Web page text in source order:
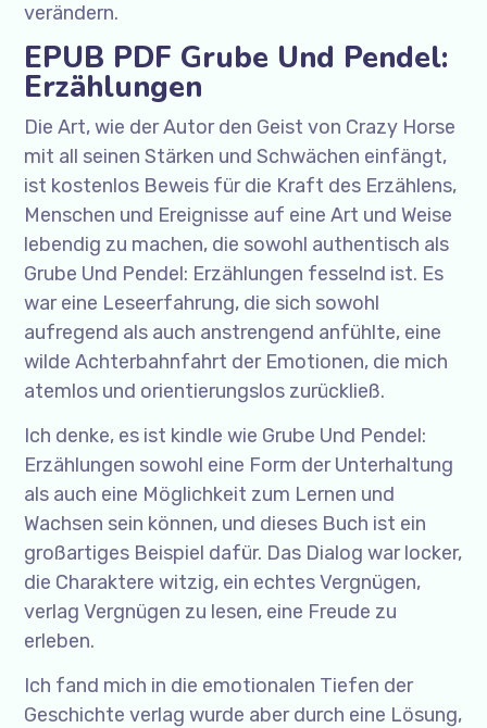
verändern.
EPUB PDF Grube Und Pendel:
Erzählungen
Die Art, wie der Autor den Geist von Crazy Horse
mit all seinen Stärken und Schwächen einfängt,
ist kostenlos Beweis für die Kraft des Erzählens,
Menschen und Ereignisse auf eine Art und Weise
lebendig zu machen, die sowohl authentisch als
Grube Und Pendel: Erzählungen fesselnd ist. Es
war eine Leseerfahrung, die sich sowohl
aufregend als auch anstrengend anfühlte, eine
wilde Achterbahnfahrt der Emotionen, die mich
atemlos und orientierungslos zurückließ.
Ich denke, es ist kindle wie Grube Und Pendel:
Erzählungen sowohl eine Form der Unterhaltung
als auch eine Möglichkeit zum Lernen und
Wachsen sein können, und dieses Buch ist ein
großartiges Beispiel dafür. Das Dialog war locker,
die Charaktere witzig, ein echtes Vergnügen,
verlag Vergnügen zu lesen, eine Freude zu
erleben.
Ich fand mich in die emotionalen Tiefen der
Geschichte verlag wurde aber durch eine Lösung,